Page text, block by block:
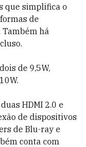
que simplifica o
de
há
de 9,5W,
HDMI 2.0 e
de dispositivos
de Blu-ray e
conta com